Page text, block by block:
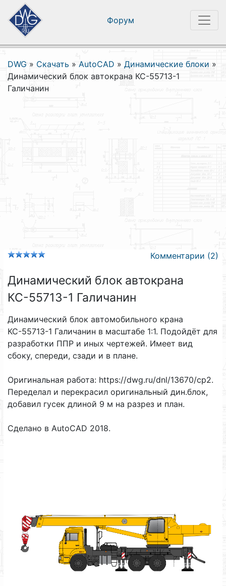
Форум
DWG » Скачать » AutoCAD » Динамические блоки »
Динамический блок автокрана КС-55713-1
Галичанин
Комментарии (2)
Динамический блок автокрана
КС-55713-1 Галичанин
Динамический блок автомобильного крана
КС-55713-1 Галичанин в масштабе 1:1. Подойдёт для
разработки ППР и иных чертежей. Имеет вид
сбоку, спереди, сзади и в плане.
Оригинальная работа: https://dwg.ru/dnl/13670/cp2.
Переделал и перекрасил оригинальный дин.блок,
добавил гусек длиной 9 м на разрез и план.
Сделано в AutoCAD 2018.